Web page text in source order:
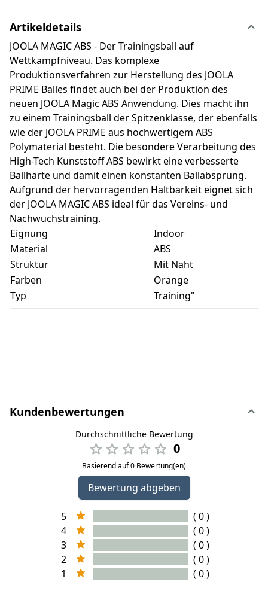
Artikeldetails
JOOLA MAGIC ABS - Der Trainingsball auf
Wettkampfniveau. Das komplexe
Produktionsverfahren zur Herstellung des JOOLA
PRIME Balles findet auch bei der Produktion des
neuen JOOLA Magic ABS Anwendung. Dies macht ihn
zu einem Trainingsball der Spitzenklasse, der ebenfalls
wie der JOOLA PRIME aus hochwertigem ABS
Polymaterial besteht. Die besondere Verarbeitung des
High-Tech Kunststoff ABS bewirkt eine verbesserte
Ballhärte und damit einen konstanten Ballabsprung.
Aufgrund der hervorragenden Haltbarkeit eignet sich
der JOOLA MAGIC ABS ideal für das Vereins- und
Nachwuchstraining.
Eignung
Indoor
Material
ABS
Struktur
Mit Naht
Farben
Orange
Typ
Training"
Kundenbewertungen
Durchschnittliche Bewertung
0
Basierend auf 0 Bewertung(en)
Bewertung abgeben
5
( 0 )
4
( 0 )
3
( 0 )
2
( 0 )
1
( 0 )